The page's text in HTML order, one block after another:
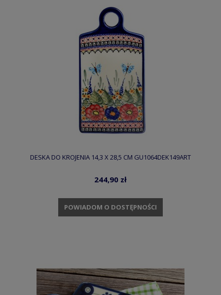
DESKA DO KROJENIA 14,3 X 28,5 CM GU1064DEK149ART
244,90 zł
POWIADOM O DOSTĘPNOŚCI